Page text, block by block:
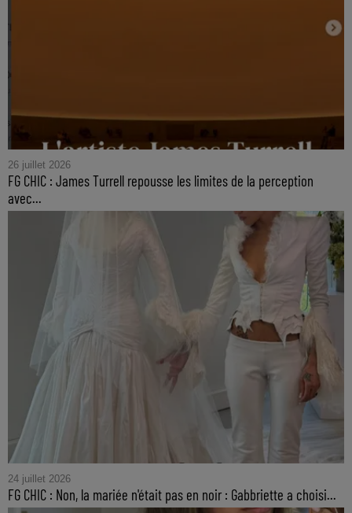
26 juillet 2026
FG CHIC : James Turrell repousse les limites de la perception
avec...
24 juillet 2026
FG CHIC : Non, la mariée n'était pas en noir : Gabbriette a choisi...